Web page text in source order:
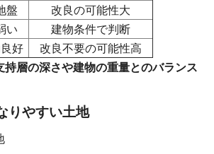
盤
改良の可能性大
い
建物条件で判断
好
改良不要の可能性高
持層の深さや建物の重量とのバランス
りやすい土地